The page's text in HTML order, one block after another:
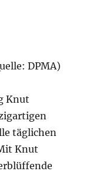
DPMA)
Knut
täglichen
Knut